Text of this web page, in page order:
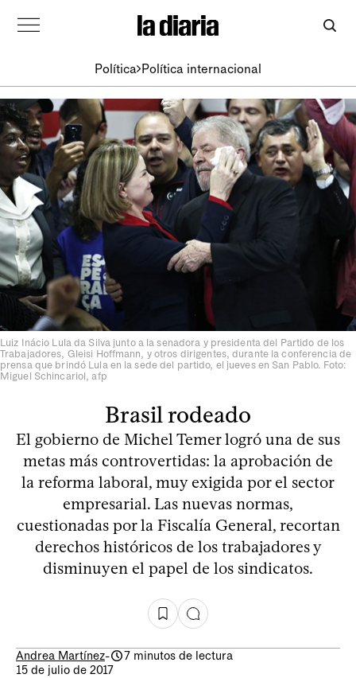
Política Política internacional
Luiz Inácio Lula da Silva junto a la senadora y presidenta del Partido de los
Trabajadores, Gleisi Hoffmann, y otros dirigentes, durante la conferencia de
prensa que brindó Lula en la sede del partido, el jueves en San Pablo. Foto:
Miguel Schincariol, afp
Brasil rodeado
El gobierno de Michel Temer logró una de sus
metas más controvertidas: la aprobación de
la reforma laboral, muy exigida por el sector
empresarial. Las nuevas normas,
cuestionadas por la Fiscalía General, recortan
derechos históricos de los trabajadores y
disminuyen el papel de los sindicatos.
Andrea Martínez-
7 minutos de lectura
15 de julio de 2017